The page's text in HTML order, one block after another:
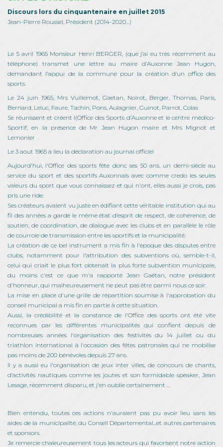
Discours lors du cinquantenaire en juillet 2015
Jean-Pierre Roussel, Président (2014-2020…)
Le 5 avril 1965 Monsieur Henri BERGER, (que j’ai eu très récemment au
téléphone) transmet une lettre au maire d’Auxonne Jean Hugon,
demandant l’appui de la commune pour la création d’un office des
sports.
Le 24 juin 1965, Mrs Vuillemot, Gaetan, Noirot, Berger, Thomas, Paris,
Bernard, Leluc, Faure, Tachin, Pons, Aulagnier, Guinot, Parrot, Colas
Se réunissent et créent l(Office des Sports d’Auxonne et le centre médico-
Sportif, en la présence de Mr Jean Hugon maire et Mrs Mignot et
Lemonier
Le 3 aout 1965 a lieu la déclaration au journal officiel
Aujourd'hui, l'Office des sports fête donc ses 50 ans, un demi-siècle au
service du sport et des sportifs Auxonnais avec comme credo les seules
valeurs du sport que vous connaissez et qui n'ont, elles aussi je crois, pas
pris une ride.
Ses créateurs avaient vu juste en édifiant cette véritable institution qui au
fil des années a gardé le même état d’esprit de respect, de cohérence, de
soutien, de coordination, de dialogue avec les clubs et en parallèle le rôle
de courroie de transmission entre les sportifs et la municipalité.
La création de ce bel instrument a mis fin à l'époque des disputes entre
clubs, notamment pour l'attribution des subventions où, semble-t-il,
celui qui criait le plus fort obtenait la plus forte subvention municipale,
du moins c'est ce que m'a rapporté Jean Gaëtan, notre président
d'honneur, qui malheureusement ne peut pas être parmi nous ce soir.
La mise en place d'une grille de répartition soumise à l'approbation du
conseil municipal a mis fin en partie à cette situation.
Aussi, la crédibilité et la constance de l'Office des sports ont été vite
reconnues par les différentes municipalités qui confient depuis de
nombreuses années l'organisation des festivités du 14 juillet ou du
triathlon international à l'occasion des fêtes patronales qui ne mobilise
pas moins de 200 bénévoles depuis 27 ans.
Il y a aussi eu l'organisation de jeux inter villes, de concours de chants,
d’activités nautiques comme les joutes et son formidable speaker, Jean
Lesage, récemment disparu, et j'en oublie certainement …
Bien entendu, toutes ces actions n'auraient pas pu avoir lieu sans les
aides de la municipalité, du Conseil Départemental...et autres partenaires
et sponsors.
Je remercie chaleureusement tous les acteurs qui favorisent notre action